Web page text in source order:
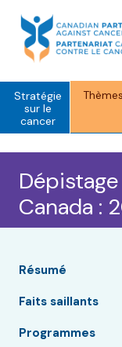
content
Stratégie
sur le
cancer
Thèmes
Canada :
Résumé
Faits saillants
Programmes